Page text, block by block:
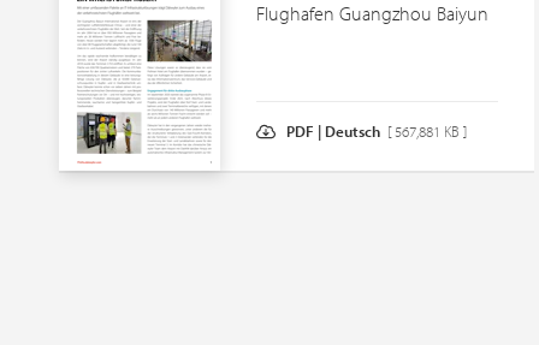
Flughafen Guangzhou Baiyun
PDF | Deutsch [ 567,881 KB ]